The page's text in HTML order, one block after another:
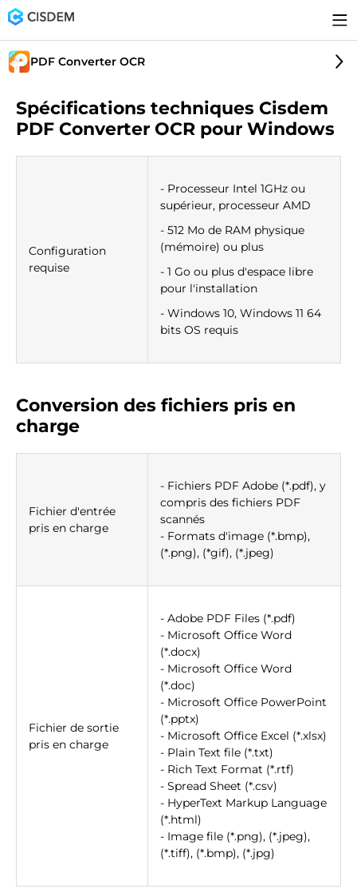
PDF Converter OCR
Spécifications techniques Cisdem
PDF Converter OCR pour Windows
Configuration
requise
- Processeur Intel 1GHz ou
supérieur, processeur AMD
- 512 Mo de RAM physique
(mémoire) ou plus
- 1 Go ou plus d'espace libre
pour l'installation
- Windows 10, Windows 11 64
bits OS requis
Conversion des fichiers pris en
charge
Fichier d'entrée
pris en charge
- Fichiers PDF Adobe (*.pdf), y
compris des fichiers PDF
scannés
- Formats d'image (*.bmp),
(*.png), (*gif), (*.jpeg)
Fichier de sortie
pris en charge
- Adobe PDF Files (*.pdf)
- Microsoft Office Word
(*.docx)
- Microsoft Office Word
(*.doc)
- Microsoft Office PowerPoint
(*.pptx)
- Microsoft Office Excel (*.xlsx)
- Plain Text file (*.txt)
- Rich Text Format (*.rtf)
- Spread Sheet (*.csv)
- HyperText Markup Language
(*.html)
- Image file (*.png), (*.jpeg),
(*.tiff), (*.bmp), (*.jpg)